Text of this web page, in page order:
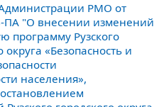
РМО от
ПА "О внесении изменений
программу Рузского
«Безопасность и
населения»,